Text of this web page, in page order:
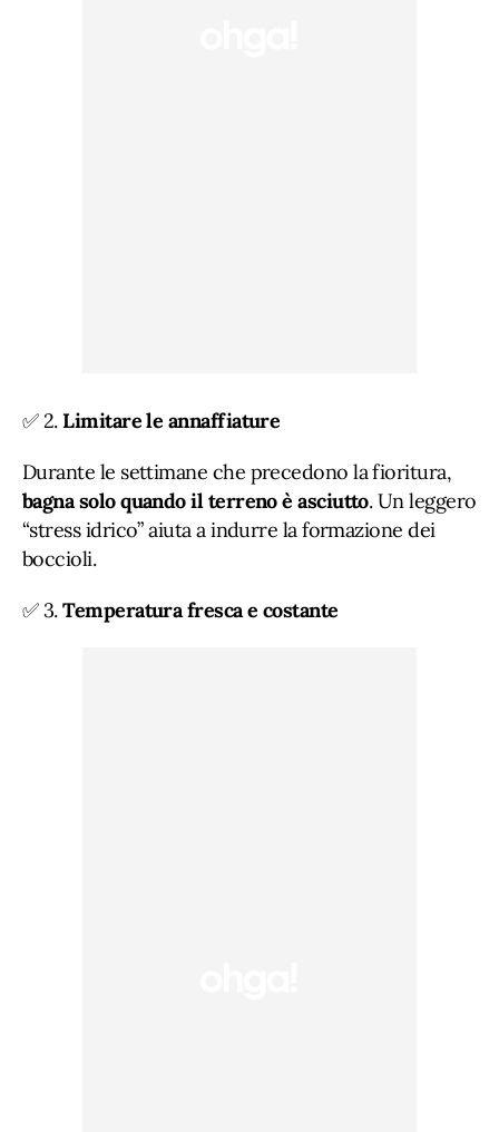
✅ 2.Limitare le annaffiature
Durante le settimane che precedono la fioritura,
bagna solo quando il terreno è asciutto. Un leggero
“stress idrico” aiuta a indurre la formazione dei
boccioli.
✅ 3.Temperatura fresca e costante